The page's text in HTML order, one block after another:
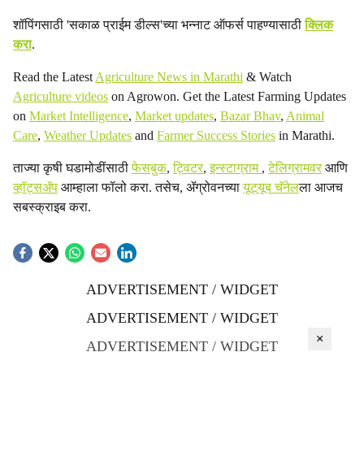
शॉपिंगसाठी 'सकाळ प्राईम डील्स'च्या भन्नाट ऑफर्स पाहण्यासाठीक्लिक
करा.
Read the Latest Agriculture News in Marathi & Watch
Agriculture videos on Agrowon. Get the Latest Farming Updates
on Market Intelligence, Market updates, Bazar Bhav, Animal
Care, Weather Updates and Farmer Success Stories in Marathi.
ताज्या कृषी घडामोडींसाठीफेसबुक,ट्विटर,इन्स्टाग्राम ,टेलिग्रामवरआणि
व्हॉट्सॲप आम्हाला फॉलो करा. तसेच, ॲग्रोवनच्यायूट्यूब चॅनेलला आजच
सबस्क्राइब करा.
ADVERTISEMENT / WIDGET
ADVERTISEMENT / WIDGET
ADVERTISEMENT / WIDGET
×